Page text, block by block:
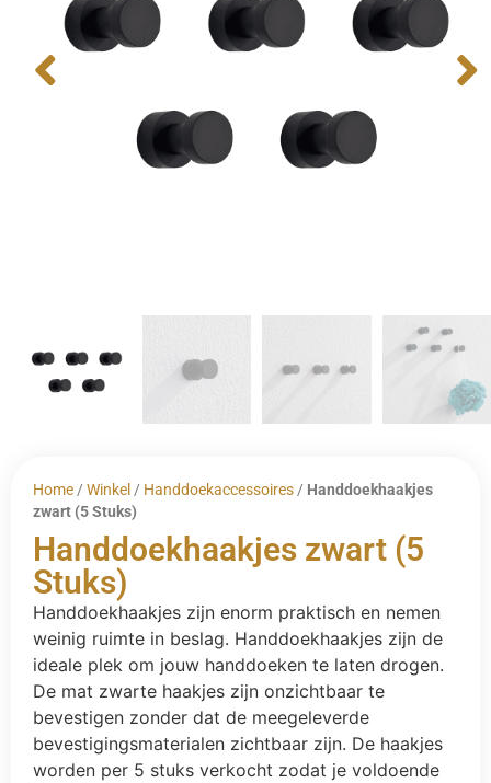
Home / Winkel / Handdoekaccessoires / Handdoekhaakjes
zwart (5 Stuks)
Handdoekhaakjes zwart (5
Stuks)
Handdoekhaakjes zijn enorm praktisch en nemen
weinig ruimte in beslag. Handdoekhaakjes zijn de
ideale plek om jouw handdoeken te laten drogen.
De mat zwarte haakjes zijn onzichtbaar te
bevestigen zonder dat de meegeleverde
bevestigingsmaterialen zichtbaar zijn. De haakjes
worden per 5 stuks verkocht zodat je voldoende